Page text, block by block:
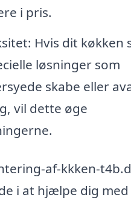
i pris.
Hvis dit køkken
løsninger som
skabe eller
vil dette øge
af-kkken-
i at hjælpe dig